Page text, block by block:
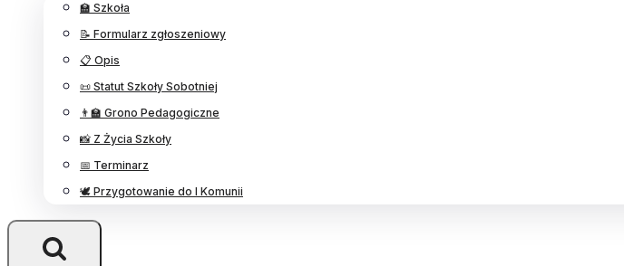
🏫 Szkoła
📝 Formularz zgłoszeniowy
📋 Opis
📜 Statut Szkoły Sobotniej
👨‍🏫 Grono Pedagogiczne
📸 Z Życia Szkoły
📅 Terminarz
🕊️ Przygotowanie do I Komunii